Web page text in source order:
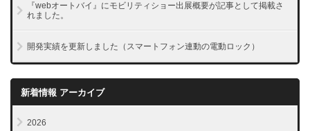
『webオートバイ』にモビリティショー出展概要が記事として掲載さ
れました。
開発実績を更新しました（スマートフォン連動の電動ロック）
新着情報 アーカイブ
2026